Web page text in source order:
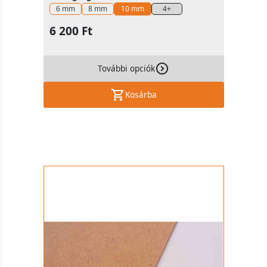
6 mm 8 mm 10 mm 4+
6 200 Ft
További opciók
Kosárba